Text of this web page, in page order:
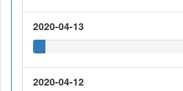
2020-04-13
2020-04-12